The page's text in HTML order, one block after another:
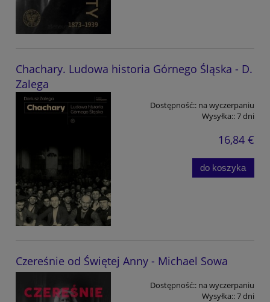
Chachary. Ludowa historia Górnego Śląska - D.
Zalega
Dostępność:: na wyczerpaniu
Wysyłka::7 dni
16,84 €
do koszyka
Czereśnie od Świętej Anny - Michael Sowa
Dostępność:: na wyczerpaniu
Wysyłka::7 dni